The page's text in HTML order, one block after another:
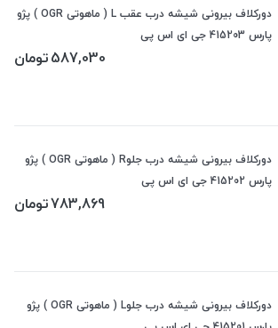
دورکلاف بیرونی شیشه درب عقب L ( ماهوتی OGR ) پژو
پارس 415203 جی ای اس پی
587,030تومان
دورکلاف بیرونی شیشه درب جلوR ( ماهوتی OGR ) پژو
پارس 415202 جی ای اس پی
783,869تومان
دورکلاف بیرونی شیشه درب جلوL ( ماهوتی OGR ) پژو